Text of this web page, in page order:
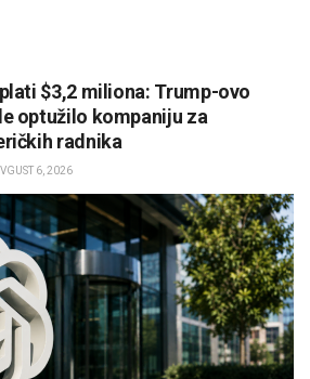
$3,2 miliona: Trump-ovo
optužilo kompaniju za
radnika
6, 2026